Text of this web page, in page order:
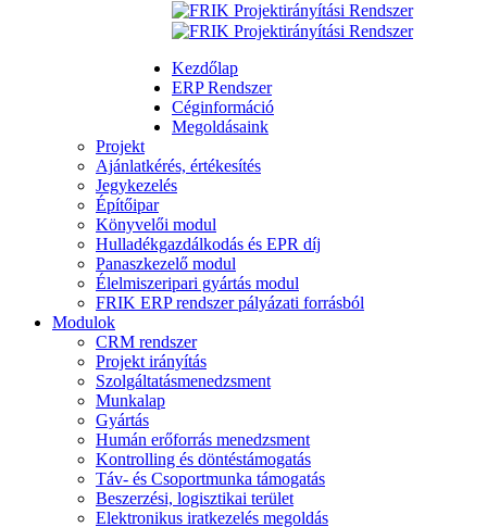
Kezdőlap
ERP Rendszer
Céginformáció
Megoldásaink
Projekt
Ajánlatkérés, értékesítés
Jegykezelés
Építőipar
Könyvelői modul
Hulladékgazdálkodás és EPR díj
Panaszkezelő modul
Élelmiszeripari gyártás modul
FRIK ERP rendszer pályázati forrásból
Modulok
CRM rendszer
Projekt irányítás
Szolgáltatásmenedzsment
Munkalap
Gyártás
Humán erőforrás menedzsment
Kontrolling és döntéstámogatás
Táv- és Csoportmunka támogatás
Beszerzési, logisztikai terület
Elektronikus iratkezelés megoldás